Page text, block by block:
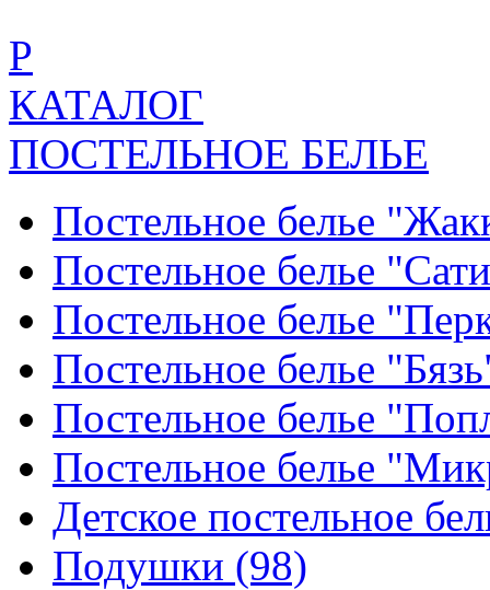
Р
КАТАЛОГ
ПОСТЕЛЬНОЕ БЕЛЬЕ
Постельное белье
Постельное белье
Постельное белье
Постельное белье
Постельное белье
Постельное белье
Детское постельное
Подушки (98)